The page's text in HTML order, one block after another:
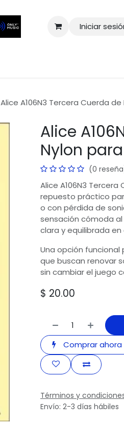
Iniciar
Alice A106N3 Tercera Cuerda
Alice
Nylon
(0
Alice A106N3
repuesto práctico
o con pérdida de
sensación cómoda
clara y equilibrada
Una opción
que buscan renovar
sin cambiar el juego
$ 20.00
Comprar ahora
Términos y
Envío: 2-3 días hábiles